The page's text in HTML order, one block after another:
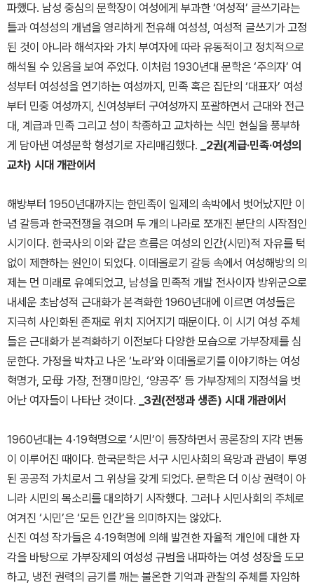
파했다. 남성 중심의 문학장이 여성에게 부과한 ‘여성적’ 글쓰기라는
틀과 여성성의 개념을 영리하게 전유해 여성성, 여성적 글쓰기가 고정
된 것이 아니라 해석자와 가치 부여자에 따라 유동적이고 정치적으로
해석될 수 있음을 보여 주었다. 이처럼 1930년대 문학은 ‘주의자’ 여
성부터 여성성을 연기하는 여성까지, 민족 혹은 집단의 ‘대표자’ 여성
부터 민중 여성까지, 신여성부터 구여성까지 포괄하면서 근대와 전근
대, 계급과 민족 그리고 성이 착종하고 교차하는 식민 현실을 풍부하
게 담아낸 여성문학 형성기로 자리매김했다.
_2권(계급·민족·여성의
교차) 시대 개관에서
해방부터 1950년대까지는 한민족이 일제의 속박에서 벗어났지만 이
념 갈등과 한국전쟁을 겪으며 두 개의 나라로 쪼개진 분단의 시작점인
시기이다. 한국사의 이와 같은 흐름은 여성의 인간(시민)적 자유를 턱
없이 제한하는 원인이 되었다. 이데올로기 갈등 속에서 여성해방의 의
제는 먼 미래로 유예되었고, 남성을 민족적 개발 전사이자 방위군으로
내세운 초남성적 근대화가 본격화한 1960년대에 이르면 여성들은
지극히 사인화된 존재로 위치 지어지기 때문이다. 이 시기 여성 주체
들은 근대화가 본격화하기 이전보다 다양한 모습으로 가부장제를 심
문한다. 가정을 박차고 나온 ‘노라’와 이데올로기를 이야기하는 여성
혁명가, 모母 가장, 전쟁미망인, ‘양공주’ 등 가부장제의 지정석을 벗
어난 여자들이 나타난 것이다.
_3권(전쟁과 생존) 시대 개관에서
1960년대는 4·19혁명으로 ‘시민’이 등장하면서 공론장의 지각 변동
이 이루어진 때이다. 한국문학은 서구 시민사회의 욕망과 관념이 투영
된 공공적 가치로서 그 위상을 갖게 되었다. 문학은 더 이상 권력이 아
니라 시민의 목소리를 대의하기 시작했다. 그러나 시민사회의 주체로
여겨진 ‘시민’은 ‘모든 인간’을 의미하지는 않았다.
신진 여성 작가들은 4·19혁명에 의해 발견한 자율적 개인에 대한 자
각을 바탕으로 가부장제의 여성성 규범을 내파하는 여성 성장을 도모
하고, 냉전 권력의 금기를 깨는 불온한 기억과 관찰의 주체를 자임하